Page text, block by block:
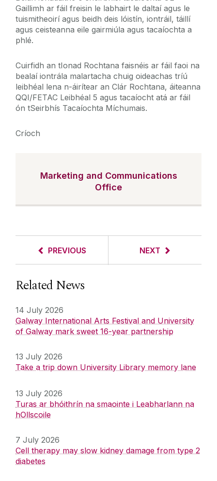
Gaillimh ar fáil freisin le labhairt le daltaí agus le
tuismitheoirí agus beidh deis lóistín, iontráil, táillí
agus ceisteanna eile gairmiúla agus tacaíochta a
phlé.
Cuirfidh an tIonad Rochtana faisnéis ar fáil faoi na
bealaí iontrála malartacha chuig oideachas tríú
leibhéal lena n-áirítear an Clár Rochtana, áiteanna
QQI/FETAC Leibhéal 5 agus tacaíocht atá ar fáil
ón tSeirbhís Tacaíochta Míchumais.
Críoch
Marketing and Communications
Office
PREVIOUS NEXT
Related News
14 July 2026
Galway International Arts Festival and University
of Galway mark sweet 16-year partnership
13 July 2026
Take a trip down University Library memory lane
13 July 2026
Turas ar bhóithrín na smaointe i Leabharlann na
hOllscoile
7 July 2026
Cell therapy may slow kidney damage from type 2
diabetes